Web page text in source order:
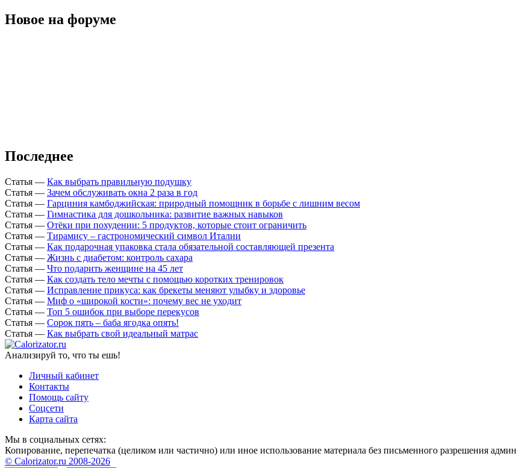
Новое на форуме
Последнее
Статья — Как выбрать правильную подушку
Статья — Зачем обслуживать окна 2 раза в год
Статья — Гарциния камбоджийская: природный помощник в борьбе с лишним весом
Статья — Гимнастика для дошкольника: развитие важных навыков
Статья — Отёки при похудении: 5 продуктов, которые стоит ограничить
Статья — Тирамису – гастрономический символ Италии
Статья — Как подарочная упаковка стала обязательной составляющей презента
Статья — Жизнь с диабетом: контроль сахара
Статья — Что подарить женщине на 45 лет
Статья — Как создать тело мечты с помощью коротких тренировок
Статья — Исправление прикуса: как брекеты меняют улыбку и здоровье
Статья — Миф о «широкой кости»: почему вес не уходит
Статья — Топ 5 ошибок при выборе перекусов
Статья — Сорок пять – баба ягодка опять!
Статья — Как выбрать свой идеальный матрас
Анализируй то, что ты ешь!
Личный кабинет
Контакты
Помощь сайту
Соцсети
Карта сайта
Мы в социальных сетях:
Копирование, перепечатка (целиком или частично) или иное использование материала без письменного разрешения
© Calorizator.ru 2008-2026